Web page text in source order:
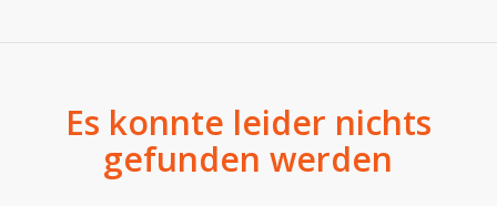
Es konnte leider nichts
gefunden werden